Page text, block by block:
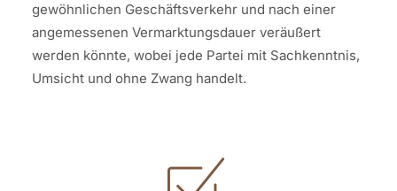
gewöhnlichen Geschäftsverkehr und nach einer
angemessenen Vermarktungsdauer veräußert
werden könnte, wobei jede Partei mit Sachkenntnis,
Umsicht und ohne Zwang handelt.